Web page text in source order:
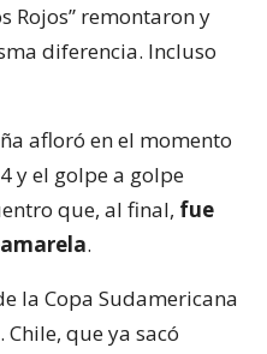
Rojos” remontaron y
diferencia. Incluso
afloró en el momento
y el golpe a golpe
que, al final, fue
.
la Copa Sudamericana
que ya sacó